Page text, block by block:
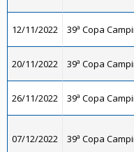
12/11/2022 39ª Copa
20/11/2022 39ª Copa
26/11/2022 39ª Copa
07/12/2022 39ª Copa